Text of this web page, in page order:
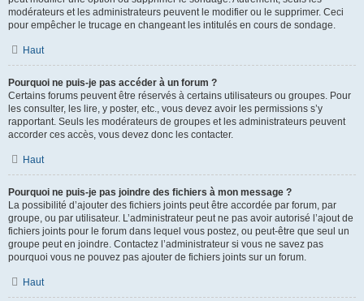
modérateurs et les administrateurs peuvent le modifier ou le supprimer. Ceci
pour empêcher le trucage en changeant les intitulés en cours de sondage.
Haut
Pourquoi ne puis-je pas accéder à un forum ?
Certains forums peuvent être réservés à certains utilisateurs ou groupes. Pour
les consulter, les lire, y poster, etc., vous devez avoir les permissions s’y
rapportant. Seuls les modérateurs de groupes et les administrateurs peuvent
accorder ces accès, vous devez donc les contacter.
Haut
Pourquoi ne puis-je pas joindre des fichiers à mon message ?
La possibilité d’ajouter des fichiers joints peut être accordée par forum, par
groupe, ou par utilisateur. L’administrateur peut ne pas avoir autorisé l’ajout de
fichiers joints pour le forum dans lequel vous postez, ou peut-être que seul un
groupe peut en joindre. Contactez l’administrateur si vous ne savez pas
pourquoi vous ne pouvez pas ajouter de fichiers joints sur un forum.
Haut